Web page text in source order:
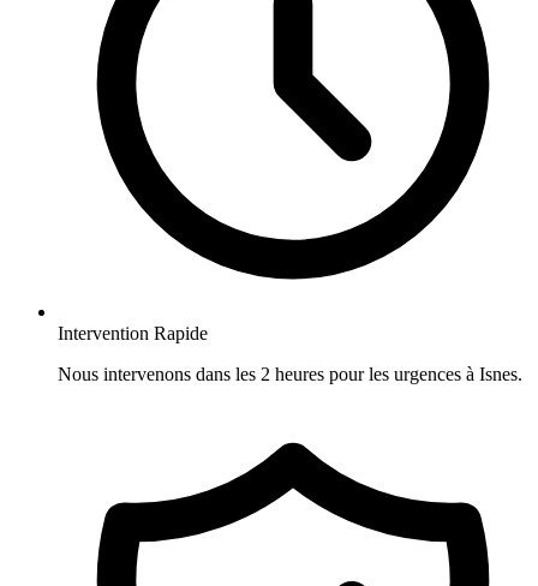
Intervention Rapide
Nous intervenons dans les 2 heures pour les urgences à Isnes.